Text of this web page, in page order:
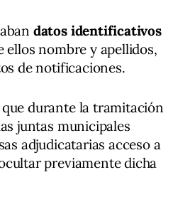
datos identificativos
ellos nombre y apellidos,
de notificaciones.
durante la tramitación
juntas municipales
adjudicatarias acceso a
previamente dicha